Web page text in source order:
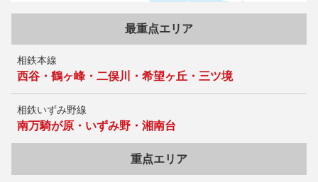
最重点エリア
相鉄本線
西谷・鶴ヶ峰・二俣川・希望ヶ丘・三ツ境
相鉄いずみ野線
南万騎が原・いずみ野・湘南台
重点エリア